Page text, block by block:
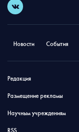
Новости События
Редакция
Размещение рекламы
Научным учреждениям
RSS